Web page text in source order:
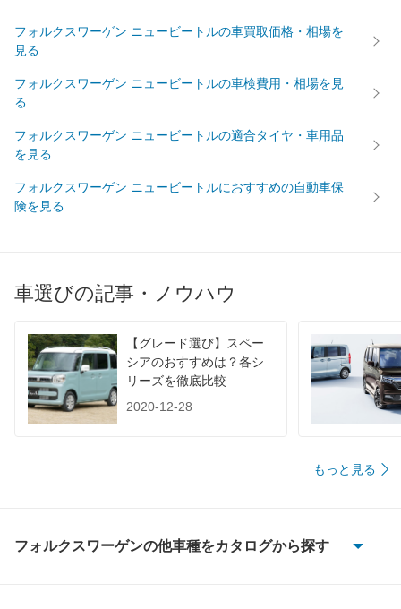
WLTC/市街地 -
WLTC/高速道路 -
1015 9.8km/L
フォルクスワーゲン ニュービートルの車買取価格・相場を
見る
フォルクスワーゲン ニュービートルの車検費用・相場を見
る
フォルクスワーゲン ニュービートルの適合タイヤ・車用品
を見る
フォルクスワーゲン ニュービートルにおすすめの自動車保
険を見る
車選びの記事・ノウハウ
【グレード選び】スペー
シアのおすすめは？各シ
リーズを徹底比較
2020-12-28
もっと見る
フォルクスワーゲンの他車種をカタログから探す